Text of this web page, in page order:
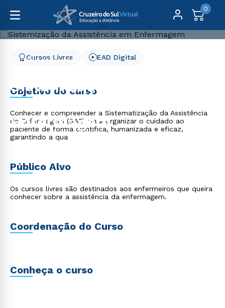
0
Cursos Livres
Saúde
Sistemização da
Assistência em
Enfermagem
Cursos Livres EAD Digital
Objetivo do curso
Conhecer e compreender a Sistematização da Assistência
de Enfermagem (SAE) para organizar o cuidado ao
paciente de forma científica, humanizada e eficaz,
garantindo a qua
Público Alvo
Os cursos livres são destinados aos enfermeiros que queira
conhecer sobre a assistência da enfermagem.
Coordenação do Curso
Conheça o curso